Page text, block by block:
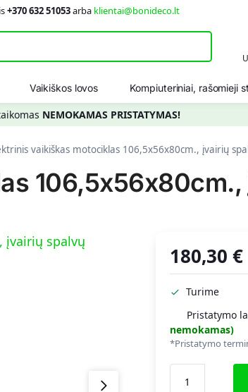
+370 632 51053arba klientai@bonideco.lt
Vaikiškos lovos Kompiuteriniai, rašomieji
NEMOKAMAS PRISTATYMAS!
vaikiškas motociklas 106,5x56x80cm., įvairių
180,30€
Turime
Pristatymo
nemokamas)
*Pristatymo